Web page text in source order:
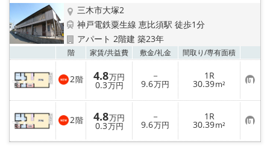
三木市大塚2
神戸電鉄粟生線 恵比須駅 徒歩1分
アパート 2階建 築23年
階 家賃/共益費 敷金/礼金 間取り/専有面積
2階 4.8万円
0.3万円
－
9.6万円
1R
30.39m² お
気
に
入
り
登
録
2階 4.8万円
0.3万円
－
9.6万円
1R
30.39m² お
気
に